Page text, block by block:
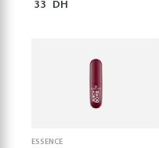
33 DH
ESSENCE